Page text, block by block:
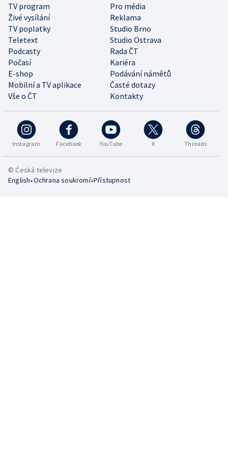
TV program
Pro média
Živé vysílání
Reklama
TV poplatky
Studio Brno
Teletext
Studio Ostrava
Podcasty
Rada ČT
Počasí
Kariéra
E-shop
Podávání námětů
Mobilní a TV aplikace
Časté dotazy
Vše o ČT
Kontakty
Instagram Facebook YouTube X Threads
© Česká televize
English•Ochrana soukromí•Přístupnost